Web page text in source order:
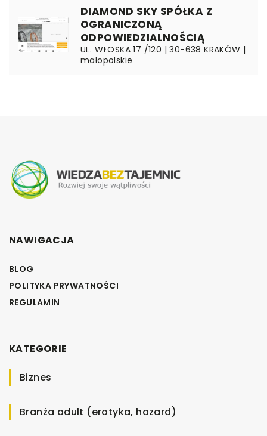
DIAMOND SKY SPÓŁKA Z
OGRANICZONĄ
ODPOWIEDZIALNOŚCIĄ
UL. WŁOSKA 17 /120 | 30-638 KRAKÓW |
małopolskie
NAWIGACJA
BLOG
POLITYKA PRYWATNOŚCI
REGULAMIN
KATEGORIE
Biznes
Branża adult (erotyka, hazard)